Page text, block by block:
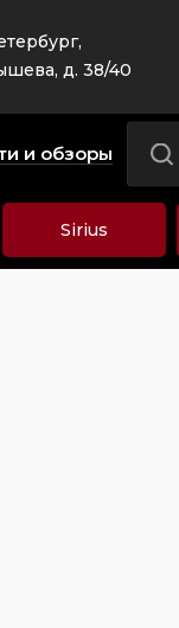
д. 38/40
и обзоры
Sirius